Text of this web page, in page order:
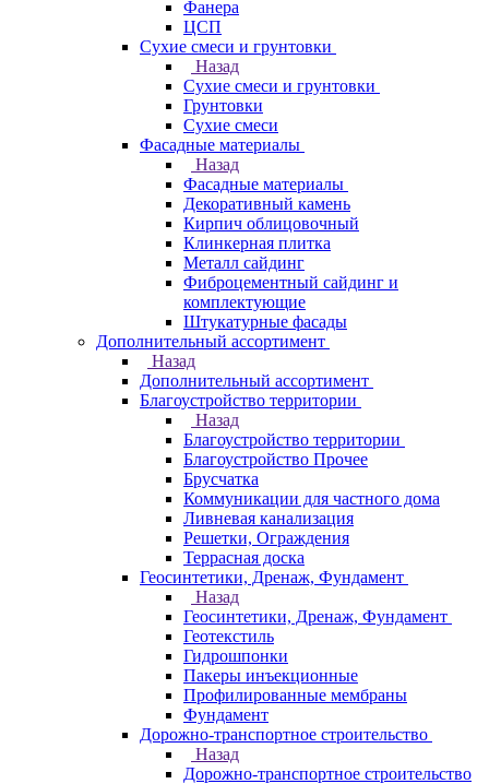
Фанера
ЦСП
Сухие смеси и грунтовки
Назад
Сухие смеси и грунтовки
Грунтовки
Сухие смеси
Фасадные материалы
Назад
Фасадные материалы
Декоративный камень
Кирпич облицовочный
Клинкерная плитка
Металл сайдинг
Фиброцементный сайдинг и
комплектующие
Штукатурные фасады
Дополнительный ассортимент
Назад
Дополнительный ассортимент
Благоустройство территории
Назад
Благоустройство территории
Благоустройство Прочее
Брусчатка
Коммуникации для частного дома
Ливневая канализация
Решетки, Ограждения
Террасная доска
Геосинтетики, Дренаж, Фундамент
Назад
Геосинтетики, Дренаж, Фундамент
Геотекстиль
Гидрошпонки
Пакеры инъекционные
Профилированные мембраны
Фундамент
Дорожно-транспортное строительство
Назад
Дорожно-транспортное строительство